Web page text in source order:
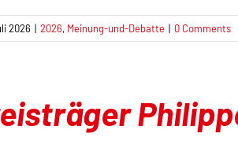
2026 | 2026, Meinung-und-Debatte | 0 Comments